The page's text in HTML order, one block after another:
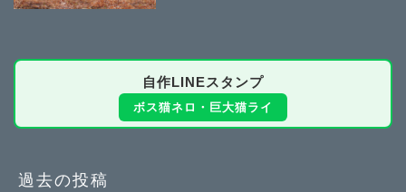
自作LINEスタンプ
ボス猫ネロ・巨大猫ライ
過去の投稿